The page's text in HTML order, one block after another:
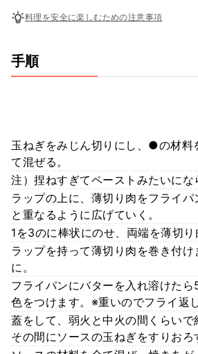
料理を安全に楽しむための注意事項
手順
玉ねぎをみじん切りにし、●の材料
て混ぜる。
注）捏ねすぎてペーストみたいにな
ラップの上に、薄切り肉をフライパ
と重なるように広げていく。
1を3のに棒状にのせ、両端を薄切り
ラップを持って薄切り肉を巻き付
に。
フライパンにバターを入れ溶けたら
色をつけます。※重いのでフライ返
蓋をして、弱火と中火の間くらいで
その間にソースの玉ねぎをすりおろ